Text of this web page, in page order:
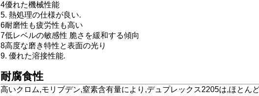
4優れた機械性能
5. 熱処理の仕様が良い.
6耐磨性も疲労性も高い
7低レベルの敏感性 脆さを緩和する傾向
8高度な磨き特性と表面の光り
9. 優れた溶接性能.
耐腐食性
高いクロム,モリブデン,窒素含有量により,デュプレックス2205は,ほとん